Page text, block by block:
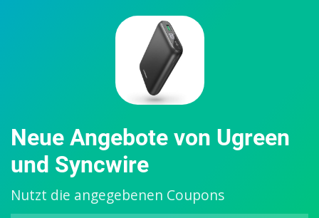
Neue Angebote von Ugreen
und Syncwire
Nutzt die angegebenen Coupons